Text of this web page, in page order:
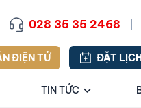
028 35 35 2468
ĐIỆN TỬ ĐẶT
TIN TỨC